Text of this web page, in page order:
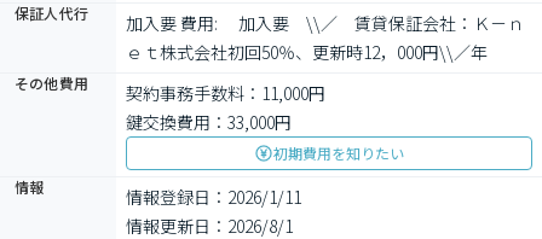
保証人代行
加入要 費用: 　加入要　\\／　賃貸保証会社：Ｋ－ｎ
ｅｔ株式会社初回50％、更新時12，000円\\／年
その他費用
契約事務手数料：11,000円
鍵交換費用：33,000円
初期費用を知りたい
情報
情報登録日：2026/1/11
情報更新日：2026/8/1